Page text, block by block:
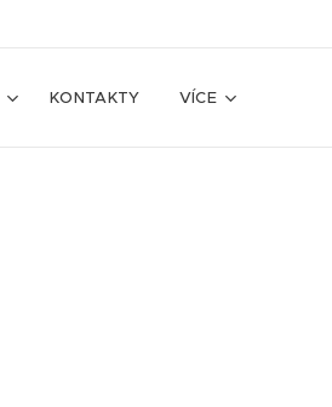
KONTAKTY VÍCE